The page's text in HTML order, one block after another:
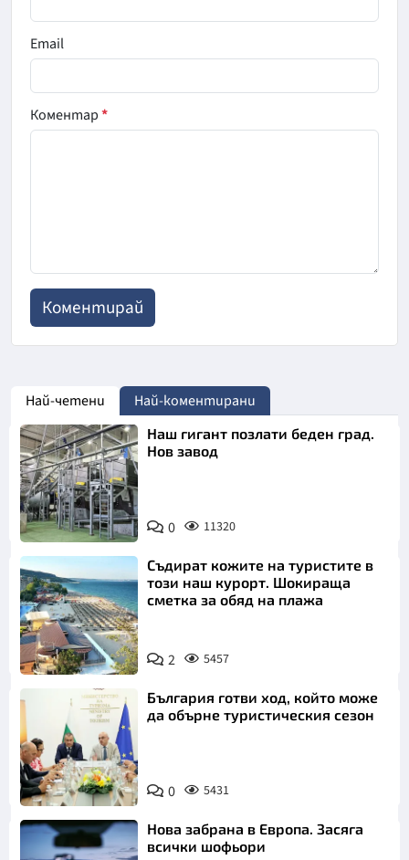
Email
Коментар*
Най-четени Най-коментирани
Наш гигант позлати беден град.
Нов завод
0 11320
Съдират кожите на туристите в
този наш курорт. Шокираща
сметка за обяд на плажа
2 5457
България готви ход, който може
да обърне туристическия сезон
0 5431
Нова забрана в Европа. Засяга
всички шофьори